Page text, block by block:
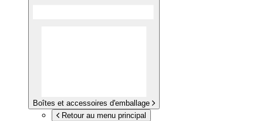
Boîtes et accessoires d'emballage
Retour au menu principal